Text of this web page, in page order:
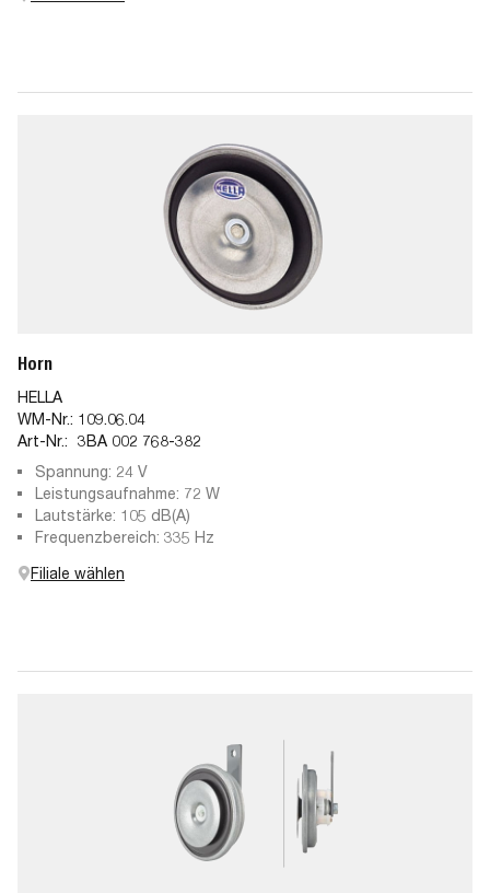
Horn
HELLA
WM-Nr.: 109.06.04
Art-Nr.: 3BA 002 768-382
Spannung: 24 V
Leistungsaufnahme: 72 W
Lautstärke: 105 dB(A)
Frequenzbereich: 335 Hz
Filiale wählen